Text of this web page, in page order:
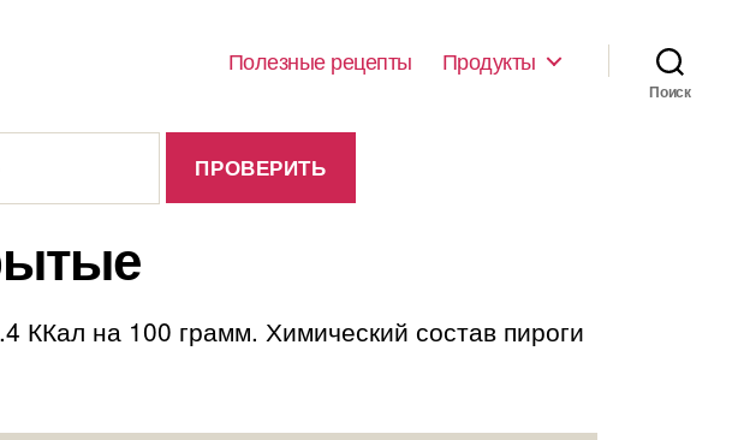
Полезные рецепты Продукты
Поиск
ККал на 100 грамм. Химический состав пироги